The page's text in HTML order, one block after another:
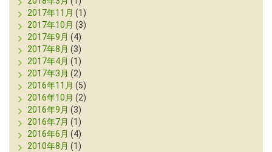
2017年11月 (1)
2017年10月 (3)
2017年9月 (4)
2017年8月 (3)
2017年4月 (1)
2017年3月 (2)
2016年11月 (5)
2016年10月 (2)
2016年9月 (3)
2016年7月 (1)
2016年6月 (4)
2010年8月 (1)